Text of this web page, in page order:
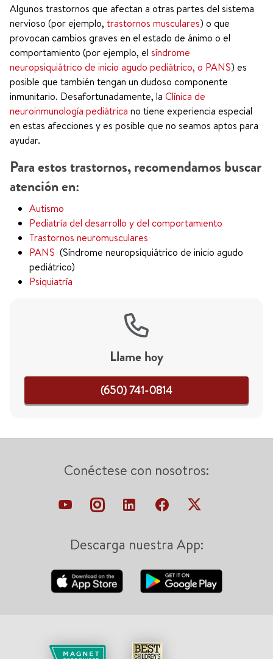
Algunos trastornos que afectan a otras partes del sistema
nervioso (por ejemplo, trastornos musculares) o que
provocan cambios graves en el estado de ánimo o el
comportamiento (por ejemplo, el síndrome
neuropsiquiátrico de inicio agudo pediátrico, o PANS) es
posible que también tengan un dudoso componente
inmunitario. Desafortunadamente, la Clínica de
neuroinmunología pediátrica no tiene experiencia especial
en estas afecciones y es posible que no seamos aptos para
ayudar.
Para estos trastornos, recomendamos buscar
atención en:
Autismo
Pediatría del desarrollo y del comportamiento
Trastornos neuromusculares
PANS (Síndrome neuropsiquiátrico de inicio agudo
pediátrico)
Psiquiatría
Llame hoy
(650) 741-0814
Conéctese con nosotros:
Descarga nuestra App: